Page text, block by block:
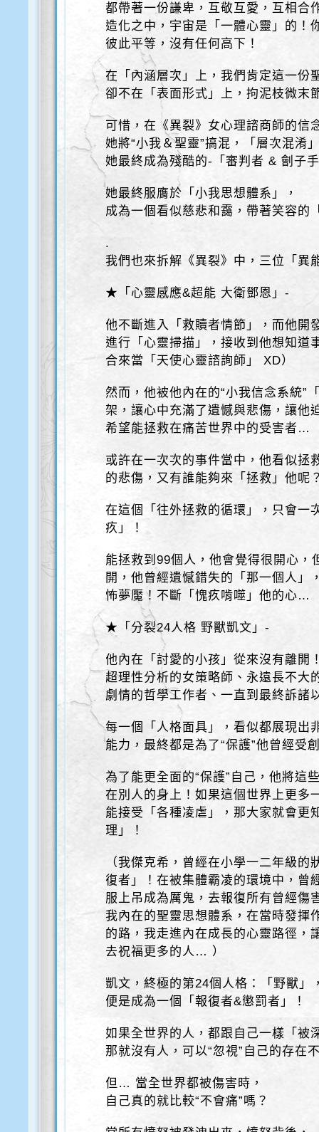
都帶著一份謙卑，互敬互愛，互相合
造化之中，宇宙是「一體心靈」的！
彼此平等，沒有任何高下！
在「內涵層次」上，我們肯定這一份
卻不在「表面形式」上，拘泥枝微末
可惜，在《異裂》女心理諮商師的信
她將“小我＆聖靈”搞混，「層次混淆
她最終成為殘酷的-「審判者 & 劊子
她最終服膺於「小我思想體系」，
成為一個看似慈悲和靄，帶著笑容的
.
我們也來拆解《異裂》中，三位「異
★「心靈感應&超能 大衛鄧恩」-
他不斷進入「救贖者情節」，而他開
進行「心靈掃描」，接收到他想知道
合來當「天使心靈諮詢師」 XD）
然而，他被他內在的“小我信念系統”
架，讓心中充滿了遺憾與悲傷，讓他
希望能拯救在痛苦世界中的受害者…
或許在一次次的事件當中，他看似拯
的悲傷，又有誰能夠來「拯救」他呢
在這個「往外拯救的循環」，只會一
疚」！
能拯救到99個人，他會覺得很開心，
開，他曾經遺憾錯失的「那一個人」
怖夢魘！不斷「愧疚啃噬」他的心…
★「分裂24人格 野獸凱文」-
他內在「討愛的小孩」從來沒有離開
超理性分析的女策略師、永遠長不大
劇情的哲學工作者、一直到最終訴
每一個「人格面具」，看似都展現出
能力，最終都是為了“保護”他曾經受
為了能更全面的“保護”自己，他將這
在別人的身上！如果這個世界上更多
能接受「各種凌虐」，那大家就會更
理」！
（我傑克希，曾經在小學一二年級
復者」！在被集體霸凌的環境中，曾
服上吊成為厲鬼，去報復所有曾經
我內在的聖靈思想體系，在當時發揮
的路，我走進內在成長的心靈路徑，
去祝福更多的人… ）
凱文，終極的第24個人格：「野獸」
便是成為一個「報復者&懲罰者」！
如果全世界的人，都跟自己一樣「被
那就沒有人，可以“忽視”自己的存在
但… 當全世界都被傷害時，
自己真的就比較“不會痛”嗎？